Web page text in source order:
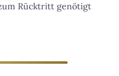
Rücktritt genötigt